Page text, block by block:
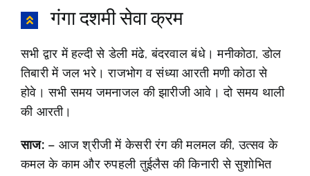
गंगा दशमी सेवा क्रम
सभी द्वार में हल्दी से डेली मंढे, बंदरवाल बंधे। मनीकोठा, डोल
तिबारी में जल भरे। राजभोग व संध्या आरती मणी कोठा से
होवे। सभी समय जमनाजल की झारीजी आवे। दो समय थाली
की आरती।
साज:– आज श्रीजी में केसरी रंग की मलमल की, उत्सव के
कमल के काम और रुपहली तुईलैस की किनारी से सुशोभित